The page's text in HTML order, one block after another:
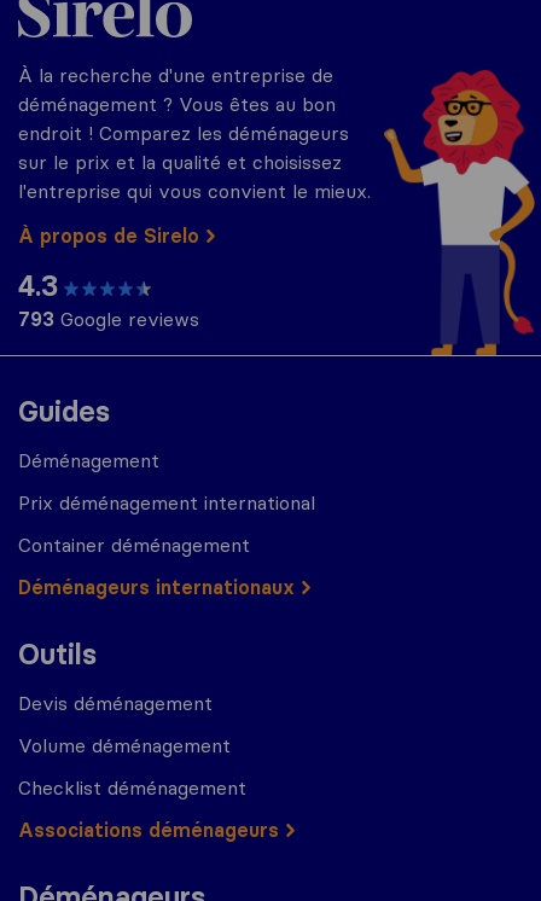
Guides
Déménagement
Prix déménagement international
Container déménagement
Déménageurs internationaux
Outils
Devis déménagement
Volume déménagement
Checklist déménagement
Associations déménageurs
À la recherche d'une entreprise de
déménagement ? Vous êtes au bon
endroit ! Comparez les déménageurs
sur le prix et la qualité et choisissez
l'entreprise qui vous convient le mieux.
À propos de Sirelo
4.3
793 Google reviews